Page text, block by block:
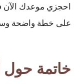
احجزي موعدك
على خطة واضحة
خاتمة حول